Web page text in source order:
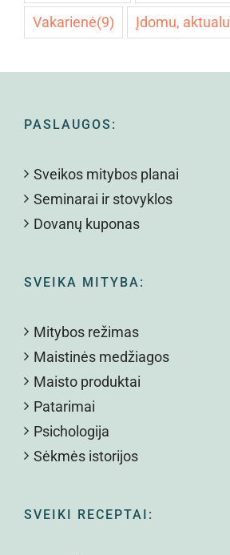
Vakarienė(9) Įdomu, aktualu
PASLAUGOS:
Sveikos mitybos planai
Seminarai ir stovyklos
Dovanų kuponas
SVEIKA MITYBA:
Mitybos režimas
Maistinės medžiagos
Maisto produktai
Patarimai
Psichologija
Sėkmės istorijos
SVEIKI RECEPTAI: